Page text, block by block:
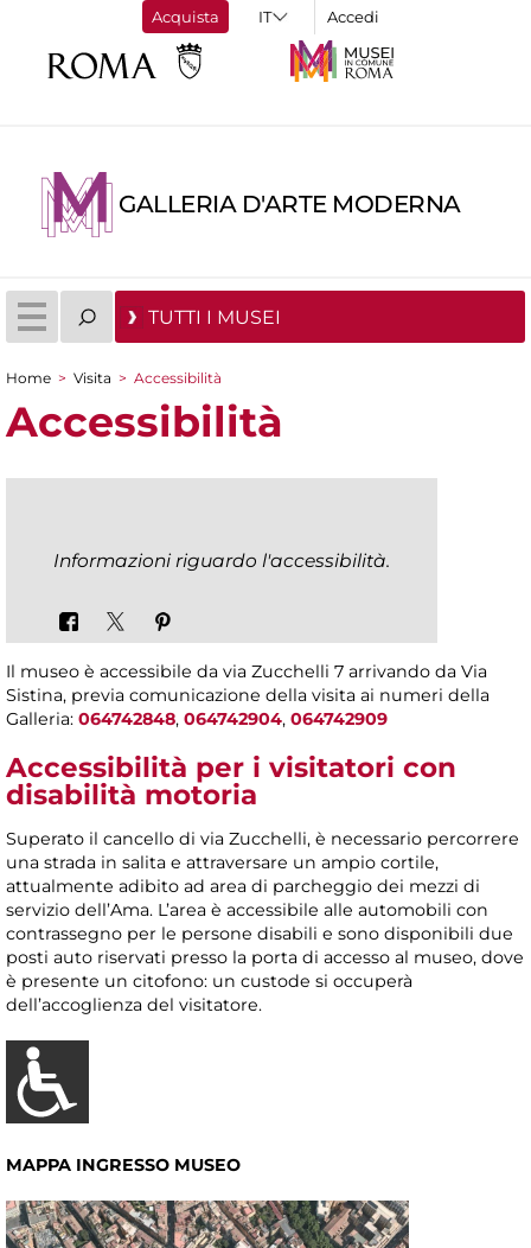
Acquista Accedi
GALLERIA D'ARTE MODERNA
TUTTI I MUSEI
Tu sei qui
Home > Visita > Accessibilità
Accessibilità
Informazioni riguardo l'accessibilità.
Il museo è accessibile da via Zucchelli 7 arrivando da Via
Sistina, previa comunicazione della visita ai numeri della
Galleria: 064742848, 064742904, 064742909
Accessibilità per i visitatori con
disabilità motoria
Superato il cancello di via Zucchelli, è necessario percorrere
una strada in salita e attraversare un ampio cortile,
attualmente adibito ad area di parcheggio dei mezzi di
servizio dell’Ama. L’area è accessibile alle automobili con
contrassegno per le persone disabili e sono disponibili due
posti auto riservati presso la porta di accesso al museo, dove
è presente un citofono: un custode si occuperà
dell’accoglienza del visitatore.
MAPPA INGRESSO MUSEO